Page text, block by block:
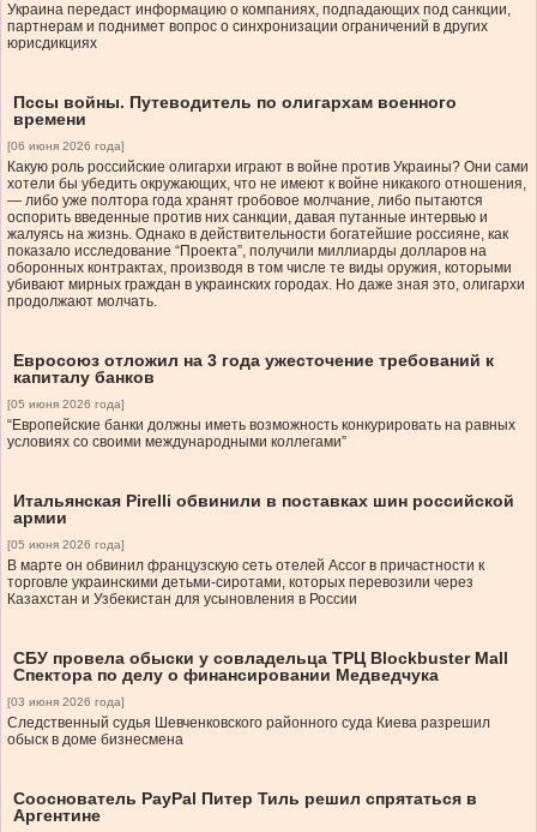
Украина передаст информацию о компаниях, подпадающих под санкции,
партнерам и поднимет вопрос о синхронизации ограничений в других
юрисдикциях
Пссы войны. Путеводитель по олигархам военного
времени
[06 июня 2026 года]
Какую роль российские олигархи играют в войне против Украины? Они сами
хотели бы убедить окружающих, что не имеют к войне никакого отношения,
— либо уже полтора года хранят гробовое молчание, либо пытаются
оспорить введенные против них санкции, давая путанные интервью и
жалуясь на жизнь. Однако в действительности богатейшие россияне, как
показало исследование “Проекта”, получили миллиарды долларов на
оборонных контрактах, производя в том числе те виды оружия, которыми
убивают мирных граждан в украинских городах. Но даже зная это, олигархи
продолжают молчать.
Евросоюз отложил на 3 года ужесточение требований к
капиталу банков
[05 июня 2026 года]
“Европейские банки должны иметь возможность конкурировать на равных
условиях со своими международными коллегами”
Итальянская Pirelli обвинили в поставках шин российской
армии
[05 июня 2026 года]
В марте он обвинил французскую сеть отелей Accor в причастности к
торговле украинскими детьми-сиротами, которых перевозили через
Казахстан и Узбекистан для усыновления в России
СБУ провела обыски у совладельца ТРЦ Blockbuster Mall
Спектора по делу о финансировании Медведчука
[03 июня 2026 года]
Следственный судья Шевченковского районного суда Киева разрешил
обыск в доме бизнесмена
Сооснователь PayPal Питер Тиль решил спрятаться в
Аргентине